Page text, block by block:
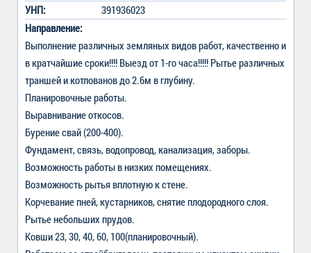
УНП:
391936023
Направление:
Выполнение различных земляных видов работ, качественно и
в кратчайшие сроки!!!! Выезд от 1-го часа!!!!! Рытье различных
траншей и котлованов до 2.6м в глубину.
Планировочные работы.
Выравнивание откосов.
Бурение свай (200-400).
Фундамент, связь, водопровод, канализация, заборы.
Возможность работы в низких помещениях.
Возможность рытья вплотную к стене.
Корчевание пней, кустарников, снятие плодородного слоя.
Рытье небольших прудов.
Ковши 23, 30, 40, 60, 100(планировочный).